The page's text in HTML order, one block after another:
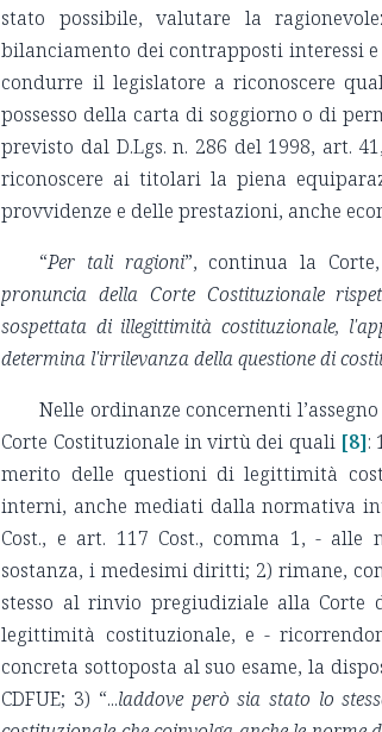
stato possibile, valutare la
bilanciamento dei contrapposti interessi
condurre il legislatore a riconoscere
possesso della carta di soggiorno o di
previsto dal D.Lgs. n. 286 del 1998, art.
riconoscere ai titolari la piena
provvidenze e delle prestazioni, anche
“Per tali ragioni”, continua la
pronuncia della Corte Costituzionale
sospettata di illegittimità costituzionale,
determina l'irrilevanza della questione di
Nelle ordinanze concernenti
Corte Costituzionale in virtù dei quali [8]:
merito delle questioni di legittimità
interni, anche mediati dalla normativa
Cost., e art. 117 Cost., comma 1, -
sostanza, i medesimi diritti; 2) rimane,
stesso al rinvio pregiudiziale alla
legittimità costituzionale, e -
concreta sottoposta al suo esame, la
CDFUE; 3) “...laddove però sia stato lo